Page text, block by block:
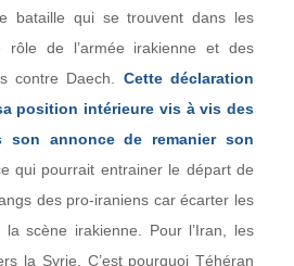
bataille qui se trouvent dans les
rôle de l’armée irakienne et des
contre Daech. Cette déclaration
position intérieure vis à vis des
annonce de remanier son
qui pourrait entrainer le départ de
des pro-iraniens car écarter les
la scène irakienne. Pour l’Iran, les
la Syrie. C’est pourquoi Téhéran